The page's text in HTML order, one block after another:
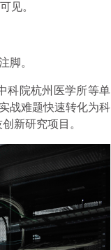
见。
脚。
科院杭州医学所等单
战难题快速转化为科
新研究项目。